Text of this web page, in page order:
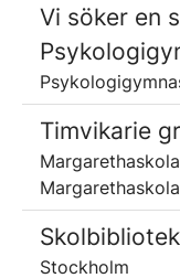
Vi söker en
Timvikarie
Stockholm